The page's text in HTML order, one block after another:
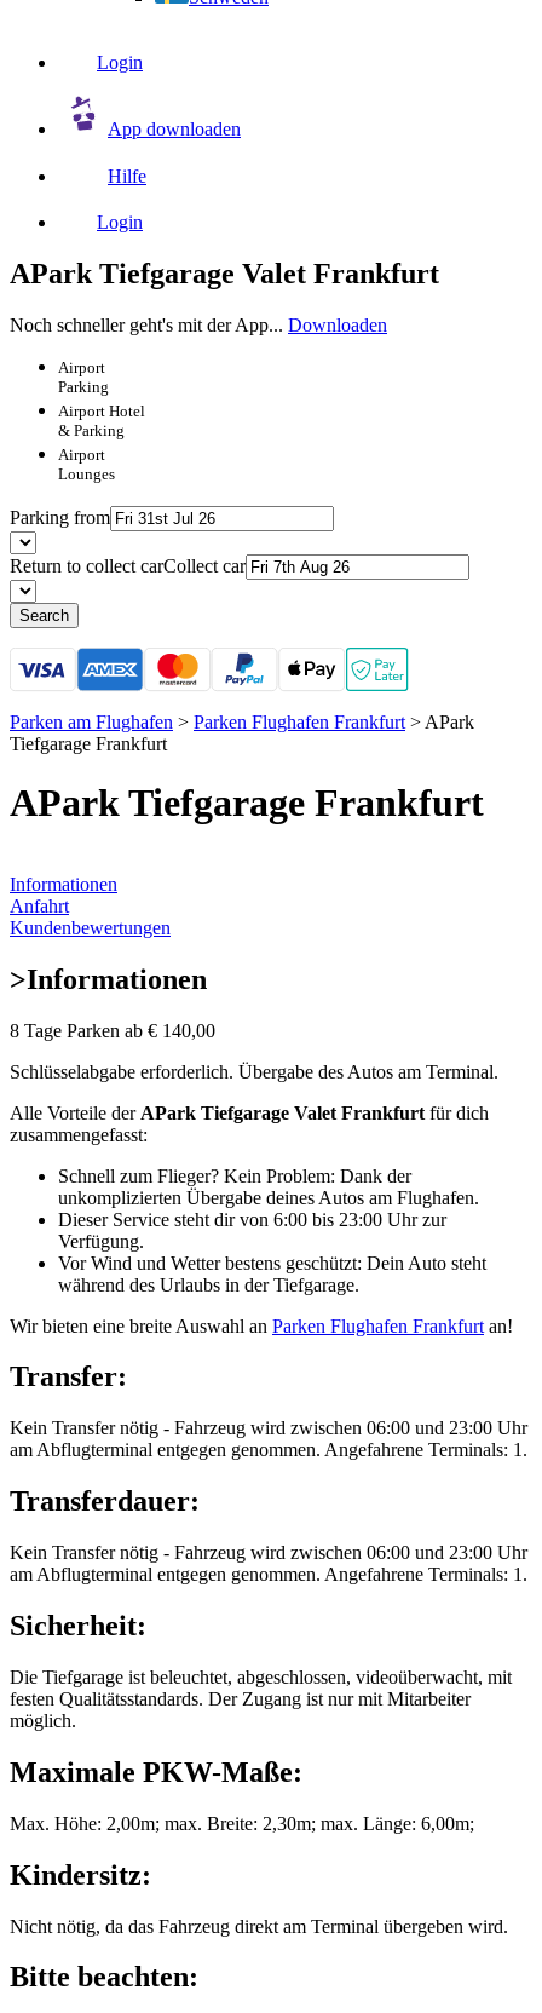
Login
App downloaden
Hilfe
Login
APark Tiefgarage Valet Frankfurt
Noch schneller geht's mit der App... Downloaden
Airport
Parking
Airport Hotel
& Parking
Airport
Lounges
Parking from
Return to collect carCollect car
Search
Parken am Flughafen > Parken Flughafen Frankfurt > APark
Tiefgarage Frankfurt
APark Tiefgarage Frankfurt
Informationen
Anfahrt
Kundenbewertungen
>Informationen
8 Tage Parken ab € 140,00
Schlüsselabgabe erforderlich. Übergabe des Autos am Terminal.
Alle Vorteile der APark Tiefgarage Valet Frankfurt für dich
zusammengefasst:
Schnell zum Flieger? Kein Problem: Dank der
unkomplizierten Übergabe deines Autos am Flughafen.
Dieser Service steht dir von 6:00 bis 23:00 Uhr zur
Verfügung.
Vor Wind und Wetter bestens geschützt: Dein Auto steht
während des Urlaubs in der Tiefgarage.
Wir bieten eine breite Auswahl an Parken Flughafen Frankfurt an!
Transfer:
Kein Transfer nötig - Fahrzeug wird zwischen 06:00 und 23:00 Uhr
am Abflugterminal entgegen genommen. Angefahrene Terminals: 1.
Transferdauer:
Kein Transfer nötig - Fahrzeug wird zwischen 06:00 und 23:00 Uhr
am Abflugterminal entgegen genommen. Angefahrene Terminals: 1.
Sicherheit:
Die Tiefgarage ist beleuchtet, abgeschlossen, videoüberwacht, mit
festen Qualitätsstandards. Der Zugang ist nur mit Mitarbeiter
möglich.
Maximale PKW-Maße:
Max. Höhe: 2,00m; max. Breite: 2,30m; max. Länge: 6,00m;
Kindersitz:
Nicht nötig, da das Fahrzeug direkt am Terminal übergeben wird.
Bitte beachten: